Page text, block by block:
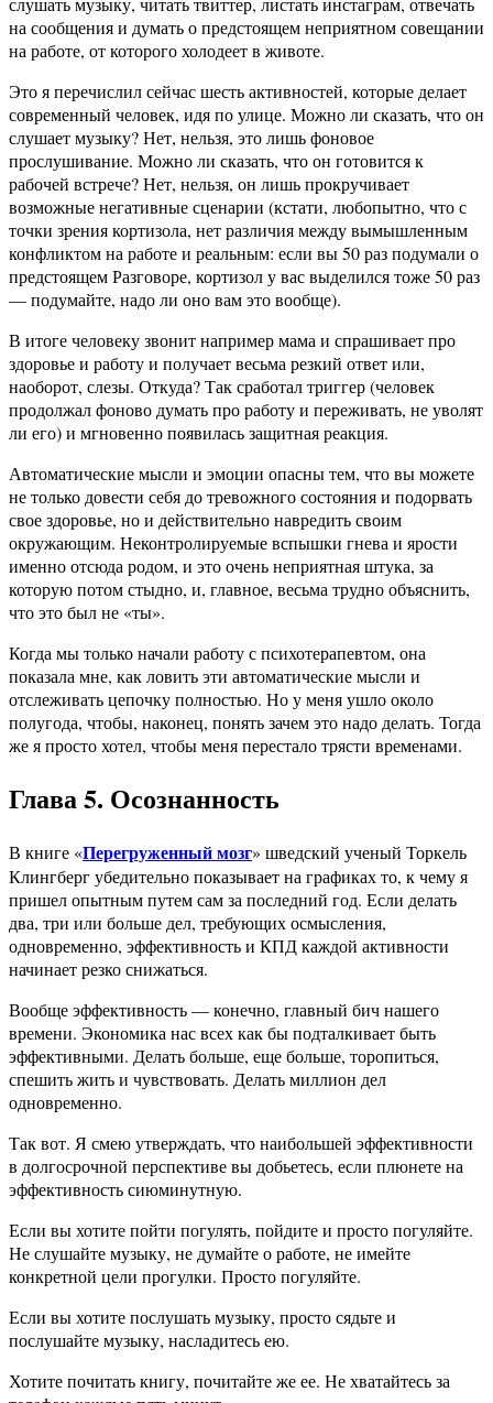
на сообщения и думать о предстоящем неприятном совещании
на работе, от которого холодеет в животе.
Это я перечислил сейчас шесть активностей, которые делает
современный человек, идя по улице. Можно ли сказать, что он
слушает музыку? Нет, нельзя, это лишь фоновое
прослушивание. Можно ли сказать, что он готовится к
рабочей встрече? Нет, нельзя, он лишь прокручивает
возможные негативные сценарии (кстати, любопытно, что с
точки зрения кортизола, нет различия между вымышленным
конфликтом на работе и реальным: если вы 50 раз подумали о
предстоящем Разговоре, кортизол у вас выделился тоже 50 раз
— подумайте, надо ли оно вам это вообще).
В итоге человеку звонит например мама и спрашивает про
здоровье и работу и получает весьма резкий ответ или,
наоборот, слезы. Откуда? Так сработал триггер (человек
продолжал фоново думать про работу и переживать, не уволят
ли его) и мгновенно появилась защитная реакция.
Автоматические мысли и эмоции опасны тем, что вы можете
не только довести себя до тревожного состояния и подорвать
свое здоровье, но и действительно навредить своим
окружающим. Неконтролируемые вспышки гнева и ярости
именно отсюда родом, и это очень неприятная штука, за
которую потом стыдно, и, главное, весьма трудно объяснить,
что это был не «ты».
Когда мы только начали работу с психотерапевтом, она
показала мне, как ловить эти автоматические мысли и
отслеживать цепочку полностью. Но у меня ушло около
полугода, чтобы, наконец, понять зачем это надо делать. Тогда
же я просто хотел, чтобы меня перестало трясти временами.
Глава 5. Осознанность
В книге «Перегруженный мозг» шведский ученый Торкель
Клингберг убедительно показывает на графиках то, к чему я
пришел опытным путем сам за последний год. Если делать
два, три или больше дел, требующих осмысления,
одновременно, эффективность и КПД каждой активности
начинает резко снижаться.
Вообще эффективность — конечно, главный бич нашего
времени. Экономика нас всех как бы подталкивает быть
эффективными. Делать больше, еще больше, торопиться,
спешить жить и чувствовать. Делать миллион дел
одновременно.
Так вот. Я смею утверждать, что наибольшей эффективности
в долгосрочной перспективе вы добьетесь, если плюнете на
эффективность сиюминутную.
Если вы хотите пойти погулять, пойдите и просто погуляйте.
Не слушайте музыку, не думайте о работе, не имейте
конкретной цели прогулки. Просто погуляйте.
Если вы хотите послушать музыку, просто сядьте и
послушайте музыку, насладитесь ею.
Хотите почитать книгу, почитайте же ее. Не хватайтесь за